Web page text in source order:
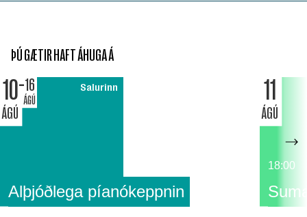
ÞÚ GÆTIR HAFT ÁHUGA Á
10
ÁGÚ
16
ÁGÚ
Salurinn
Alþjóðlega píanókeppnin
11
ÁGÚ
18:00